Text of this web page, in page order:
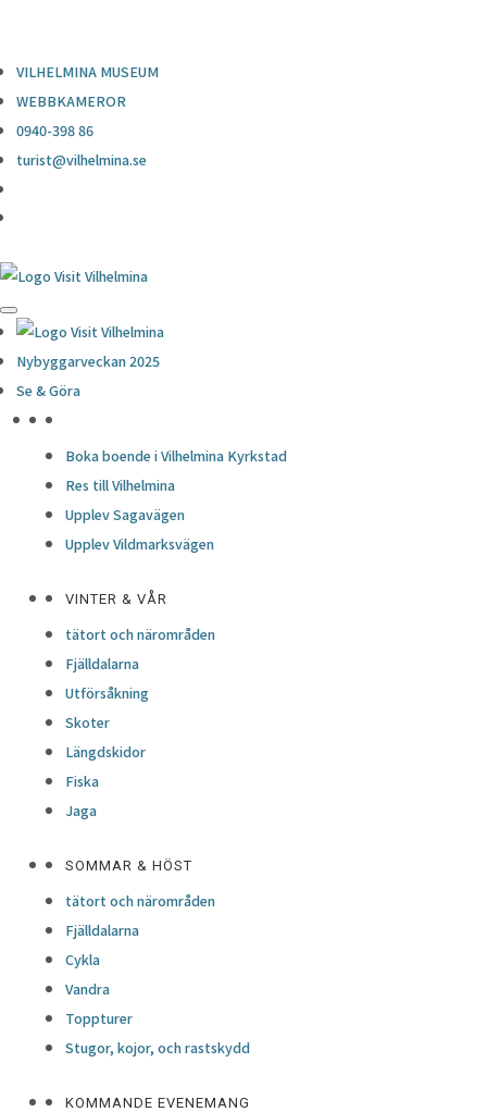
VILHELMINA MUSEUM
WEBBKAMEROR
0940-398 86
turist@vilhelmina.se
Nybyggarveckan 2025
Se & Göra
Boka boende i Vilhelmina Kyrkstad
Res till Vilhelmina
Upplev Sagavägen
Upplev Vildmarksvägen
VINTER & VÅR
tätort och närområden
Fjälldalarna
Utförsåkning
Skoter
Längdskidor
Fiska
Jaga
SOMMAR & HÖST
tätort och närområden
Fjälldalarna
Cykla
Vandra
Toppturer
Stugor, kojor, och rastskydd
KOMMANDE EVENEMANG